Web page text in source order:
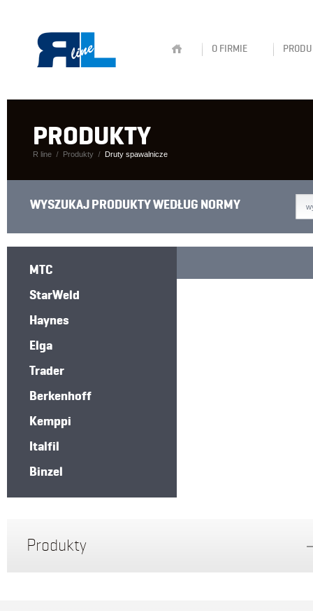
O FIRMIE
PRODUKTY
R line Produkty Druty spawalnicze
WYSZUKAJ PRODUKTY WEDŁUG NORMY
MTC
StarWeld
Haynes
Elga
Trader
Berkenhoff
Kemppi
Italfil
Binzel
Produkty